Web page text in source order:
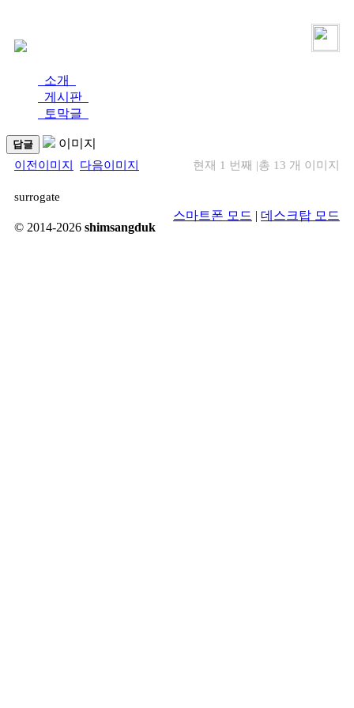
소개
게시판
토막글
답글 이미지
이전이미지 다음이미지 현재 1 번째 |총 13 개 이미지
surrogate
© 2014-2026 shimsangduk
스마트폰 모드 | 데스크탑 모드